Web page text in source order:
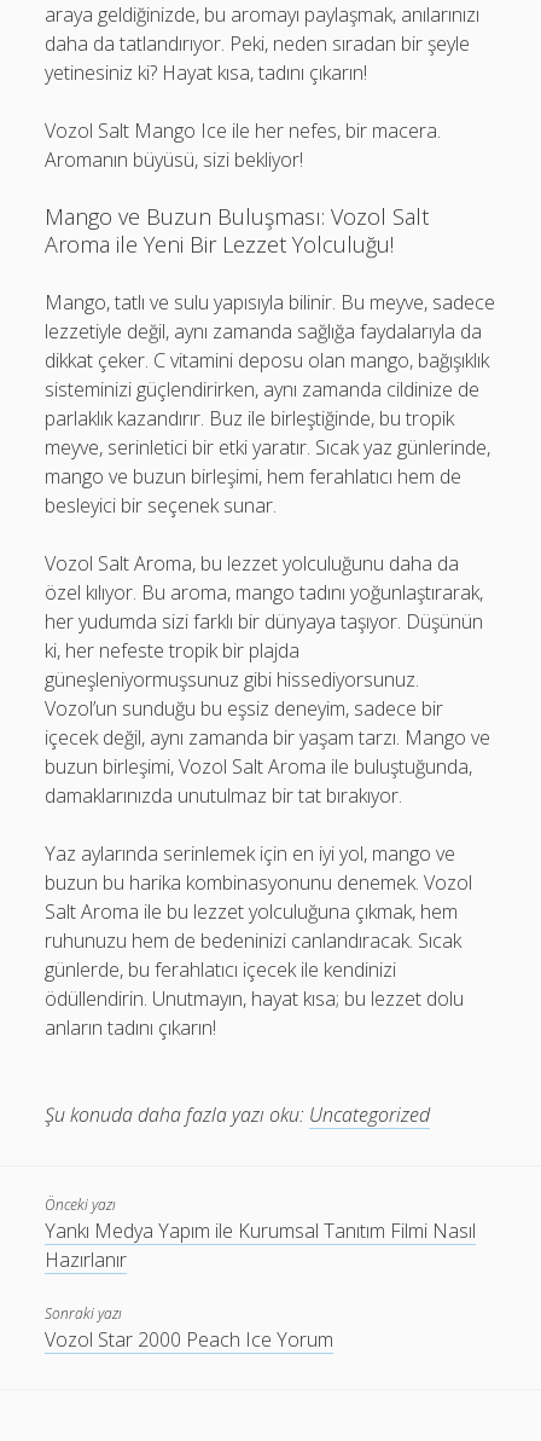
araya geldiğinizde, bu aromayı paylaşmak, anılarınızı
daha da tatlandırıyor. Peki, neden sıradan bir şeyle
yetinesiniz ki? Hayat kısa, tadını çıkarın!
Vozol Salt Mango Ice ile her nefes, bir macera.
Aromanın büyüsü, sizi bekliyor!
Mango ve Buzun Buluşması: Vozol Salt
Aroma ile Yeni Bir Lezzet Yolculuğu!
Mango, tatlı ve sulu yapısıyla bilinir. Bu meyve, sadece
lezzetiyle değil, aynı zamanda sağlığa faydalarıyla da
dikkat çeker. C vitamini deposu olan mango, bağışıklık
sisteminizi güçlendirirken, aynı zamanda cildinize de
parlaklık kazandırır. Buz ile birleştiğinde, bu tropik
meyve, serinletici bir etki yaratır. Sıcak yaz günlerinde,
mango ve buzun birleşimi, hem ferahlatıcı hem de
besleyici bir seçenek sunar.
Vozol Salt Aroma, bu lezzet yolculuğunu daha da
özel kılıyor. Bu aroma, mango tadını yoğunlaştırarak,
her yudumda sizi farklı bir dünyaya taşıyor. Düşünün
ki, her nefeste tropik bir plajda
güneşleniyormuşsunuz gibi hissediyorsunuz.
Vozol’un sunduğu bu eşsiz deneyim, sadece bir
içecek değil, aynı zamanda bir yaşam tarzı. Mango ve
buzun birleşimi, Vozol Salt Aroma ile buluştuğunda,
damaklarınızda unutulmaz bir tat bırakıyor.
Yaz aylarında serinlemek için en iyi yol, mango ve
buzun bu harika kombinasyonunu denemek. Vozol
Salt Aroma ile bu lezzet yolculuğuna çıkmak, hem
ruhunuzu hem de bedeninizi canlandıracak. Sıcak
günlerde, bu ferahlatıcı içecek ile kendinizi
ödüllendirin. Unutmayın, hayat kısa; bu lezzet dolu
anların tadını çıkarın!
Şu konuda daha fazla yazı oku: Uncategorized
Önceki yazı
Yankı Medya Yapım ile Kurumsal Tanıtım Filmi Nasıl
Hazırlanır
Sonraki yazı
Vozol Star 2000 Peach Ice Yorum